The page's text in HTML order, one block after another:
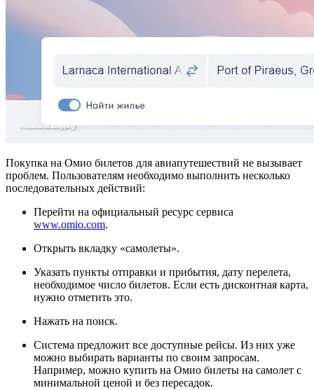
Покупка на Омио билетов для авиапутешествий не вызывает
проблем. Пользователям необходимо выполнить несколько
последовательных действий:
Перейти на официальный ресурс сервиса
www.omio.com.
Открыть вкладку «самолеты».
Указать пункты отправки и прибытия, дату перелета,
необходимое число билетов. Если есть дисконтная карта,
нужно отметить это.
Нажать на поиск.
Система предложит все доступные рейсы. Из них уже
можно выбирать варианты по своим запросам.
Например, можно купить на Омио билеты на самолет с
минимальной ценой и без пересадок.